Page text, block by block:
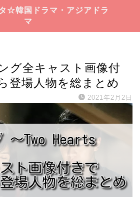
☆韓国ドラマ・アジアドラ
マ
グ全キャスト画像付
登場人物を総まとめ
2021年2月2日